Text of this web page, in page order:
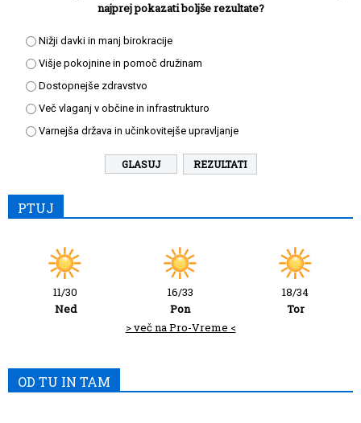
najprej pokazati boljše rezultate?
Nižji davki in manj birokracije
Višje pokojnine in pomoč družinam
Dostopnejše zdravstvo
Več vlaganj v občine in infrastrukturo
Varnejša država in učinkovitejše upravljanje
REZULTATI
PTUJ
11/30
Ned
16/33
Pon
18/34
Tor
> več na Pro-Vreme <
OD TU IN TAM